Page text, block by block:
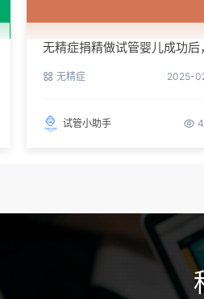
无精症捐精做试管婴儿成功后
无精症 2025-
试管小助手